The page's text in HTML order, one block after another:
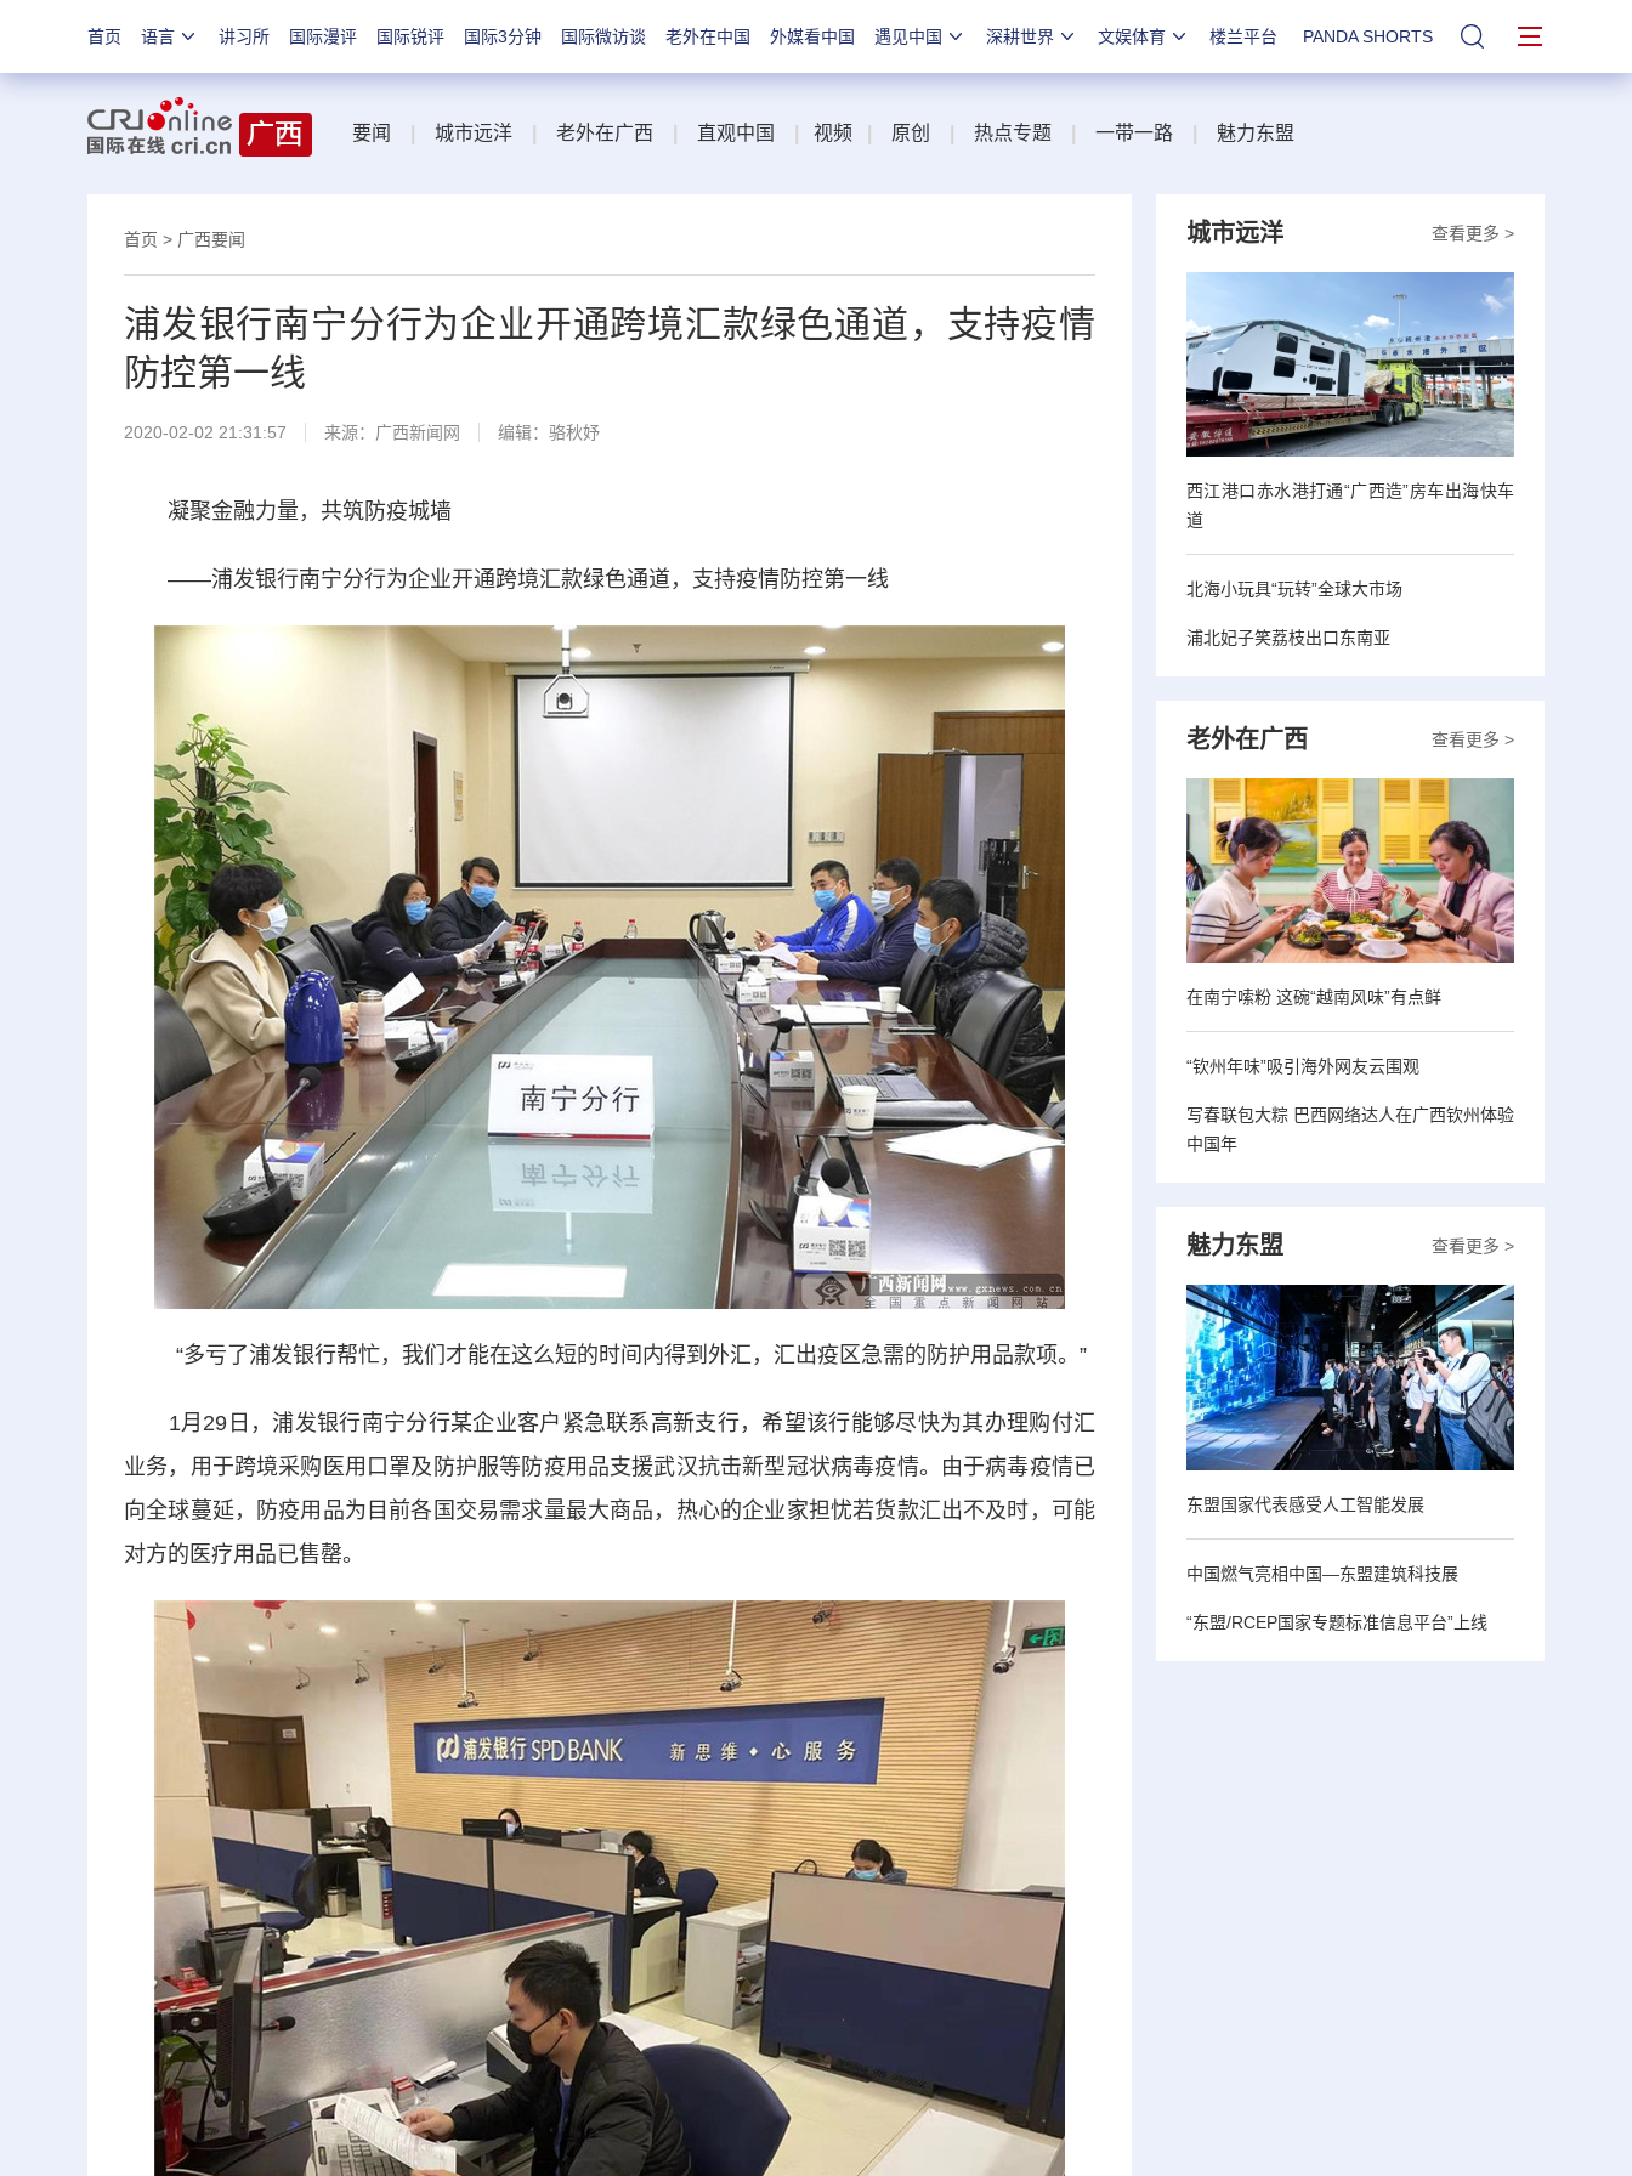
首页 语言 讲习所 国际漫评 国际锐评 国际3分钟 国际微访谈 老外在中国 外媒看中国 遇见中国 深耕世界 文娱体育 楼兰平台 PANDA SHORTS 站内搜索
要闻 城市远洋 老外在广西 直观中国 视频 原创 热点专题 一带一路 魅力东盟
首页 > 广西要闻
浦发银行南宁分行为企业开通跨境汇款绿色通道，支持疫情
防控第一线
2020-02-02 21:31:57 来源： 广西新闻网 编辑：骆秋妤
凝聚金融力量，共筑防疫城墙
——浦发银行南宁分行为企业开通跨境汇款绿色通道，支持疫情防控第一线
“多亏了浦发银行帮忙，我们才能在这么短的时间内得到外汇，汇出疫区急需的防护用品款项。”
1月29日，浦发银行南宁分行某企业客户紧急联系高新支行，希望该行能够尽快为其办理购付汇
业务，用于跨境采购医用口罩及防护服等防疫用品支援武汉抗击新型冠状病毒疫情。由于病毒疫情已
向全球蔓延，防疫用品为目前各国交易需求量最大商品，热心的企业家担忧若货款汇出不及时，可能
对方的医疗用品已售罄。
查看更多 >
城市远洋
西江港口赤水港打通“广西造”房车出海快车
道
北海小玩具“玩转”全球大市场
浦北妃子笑荔枝出口东南亚
查看更多 >
老外在广西
在南宁嗦粉 这碗“越南风味”有点鲜
“钦州年味”吸引海外网友云围观
写春联包大粽 巴西网络达人在广西钦州体验
中国年
查看更多 >
魅力东盟
东盟国家代表感受人工智能发展
中国燃气亮相中国—东盟建筑科技展
“东盟/RCEP国家专题标准信息平台”上线